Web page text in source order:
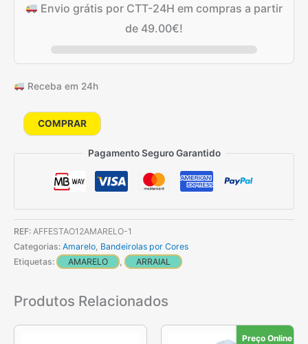
Envio grátis por CTT-24H em compras a partir
de 49.00€!
Receba em 24h
Quantidade
Festão
reforçado
6
COMPRAR
Pagamento Seguro Garantido
REF: AFFESTAO12AMARELO-1
Categorias: Amarelo Bandeirolas por Cores
Etiquetas:
AMARELO ARRAIAL
Produtos Relacionados
Preço Online